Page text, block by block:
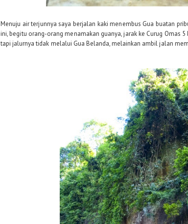
Menuju air terjunnya saya berjalan kaki menembus Gua buatan
ini, begitu orang-orang menamakan guanya, jarak ke Curug Omas
tapi jalurnya tidak melalui Gua Belanda, melainkan ambil jalan